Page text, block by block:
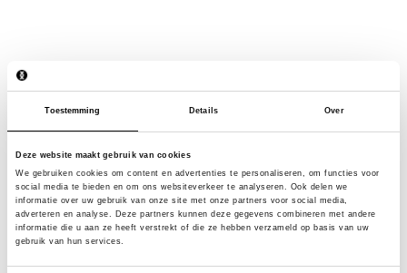
Toestemming Details Over
Deze website maakt gebruik van cookies
We gebruiken cookies om content en advertenties te personaliseren, om functies voor
social media te bieden en om ons websiteverkeer te analyseren. Ook delen we
informatie over uw gebruik van onze site met onze partners voor social media,
adverteren en analyse. Deze partners kunnen deze gegevens combineren met andere
informatie die u aan ze heeft verstrekt of die ze hebben verzameld op basis van uw
gebruik van hun services.